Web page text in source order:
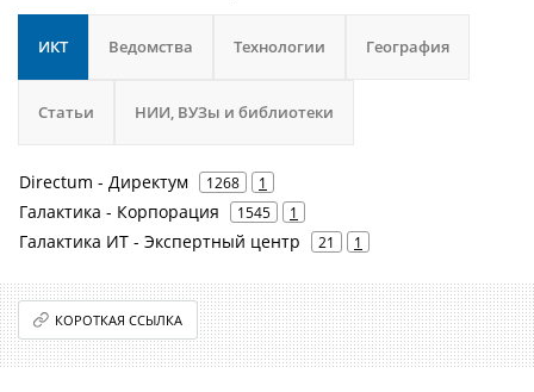
ИКТ Ведомства Технологии География
Статьи НИИ, ВУЗы и библиотеки
Directum - Директум 1268 1
Галактика - Корпорация 1545 1
Галактика ИТ - Экспертный центр 21 1
КОРОТКАЯ ССЫЛКА